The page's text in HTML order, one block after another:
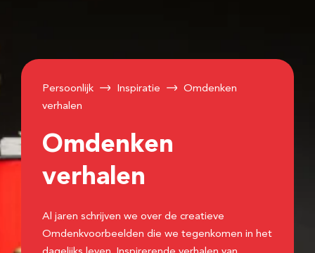
Persoonlijk Inspiratie
Omdenken
verhalen
Omdenken
verhalen
Al jaren schrijven we over de creatieve
Omdenkvoorbeelden die we tegenkomen in het